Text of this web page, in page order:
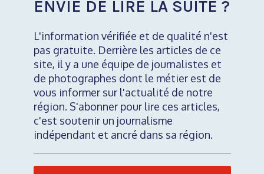
ENVIE DE LIRE LA SUITE ?
L'information vérifiée et de qualité n'est
pas gratuite. Derrière les articles de ce
site, il y a une équipe de journalistes et
de photographes dont le métier est de
vous informer sur l'actualité de notre
région. S'abonner pour lire ces articles,
c'est soutenir un journalisme
indépendant et ancré dans sa région.